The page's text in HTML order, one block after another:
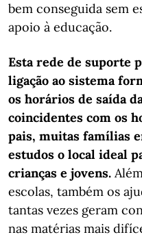
bem conseguida sem
apoio à educação.
Esta rede de suporte
ligação ao sistema
os horários de saída
coincidentes com os
pais, muitas famílias
estudos o local ideal
crianças e jovens.
escolas, também os
tantas vezes geram
nas matérias mais